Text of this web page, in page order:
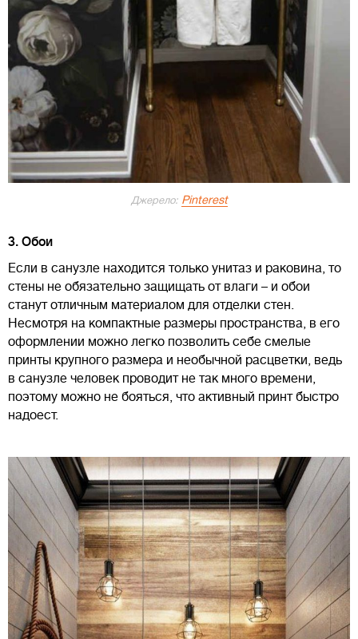
Джерело: Pinterest
3. Обои
Если в санузле находится только унитаз и раковина, то
стены не обязательно защищать от влаги – и обои
станут отличным материалом для отделки стен.
Несмотря на компактные размеры пространства, в его
оформлении можно легко позволить себе смелые
принты крупного размера и необычной расцветки, ведь
в санузле человек проводит не так много времени,
поэтому можно не бояться, что активный принт быстро
надоест.